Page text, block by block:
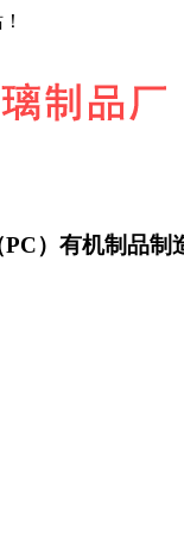
）有机制品制